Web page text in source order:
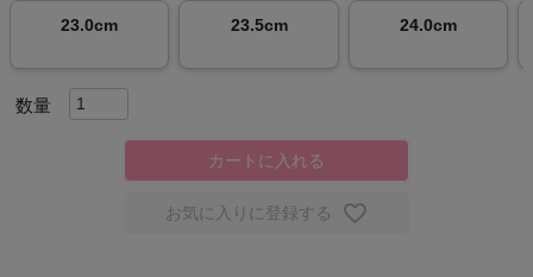
レディーススポーツウェア
スポーツシューズ
23.0cm 23.5cm 24.0cm
カートに入れる
お気に入りに登録する